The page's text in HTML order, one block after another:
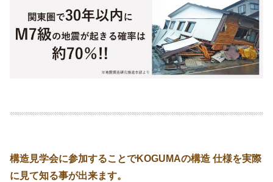
構造見学会に参加することでKOGUMAの構造 仕様を実際
に見て知る事が出来ます。